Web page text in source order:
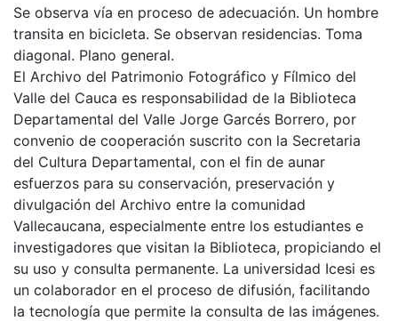
Se observa vía en proceso de adecuación. Un hombre
transita en bicicleta. Se observan residencias. Toma
diagonal. Plano general.
El Archivo del Patrimonio Fotográfico y Fílmico del
Valle del Cauca es responsabilidad de la Biblioteca
Departamental del Valle Jorge Garcés Borrero, por
convenio de cooperación suscrito con la Secretaria
del Cultura Departamental, con el fin de aunar
esfuerzos para su conservación, preservación y
divulgación del Archivo entre la comunidad
Vallecaucana, especialmente entre los estudiantes e
investigadores que visitan la Biblioteca, propiciando el
su uso y consulta permanente. La universidad Icesi es
un colaborador en el proceso de difusión, facilitando
la tecnología que permite la consulta de las imágenes.